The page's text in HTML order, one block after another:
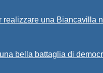
realizzare una Biancavilla
bella battaglia di